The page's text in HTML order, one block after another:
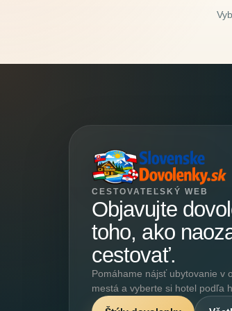
CESTOVATEĽSKÝ WEB
Objavujte
toho, ako
cestovať.
Pomáhame nájsť ubytovanie v
mestá a vyberte si hotel podľa